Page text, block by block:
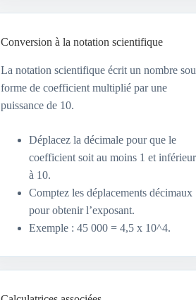
Conversion à la notation scientifique
La notation scientifique écrit un nombre
forme de coefficient multiplié par une
puissance de 10.
Déplacez la décimale pour que le
coefficient soit au moins 1 et inférieur
à 10.
Comptez les déplacements décimaux
pour obtenir l’exposant.
Exemple : 45 000 = 4,5 x 10^4.